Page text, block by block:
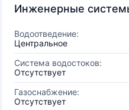
Инженерные
Водоотведение:
Центральное
Система водостоков:
Отсутствует
Газоснабжение:
Отсутствует